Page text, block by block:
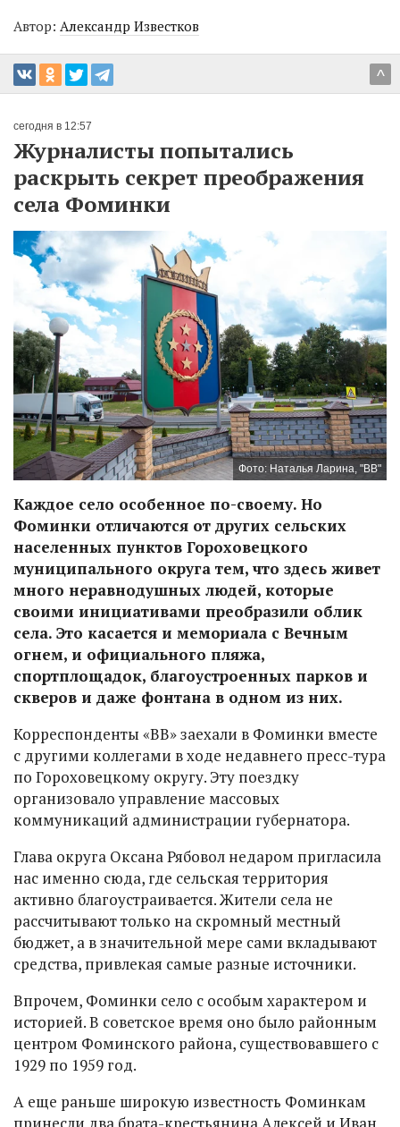
Автор: Александр Известков
^
сегодня в 12:57
Журналисты попытались
раскрыть секрет преображения
села Фоминки
Фото: Наталья Ларина, "ВВ"
Каждое село особенное по-своему. Но
Фоминки отличаются от других сельских
населенных пунктов Гороховецкого
муниципального округа тем, что здесь живет
много неравнодушных людей, которые
своими инициативами преобразили облик
села. Это касается и мемориала с Вечным
огнем, и официального пляжа,
спортплощадок, благоустроенных парков и
скверов и даже фонтана в одном из них.
Корреспонденты «ВВ» заехали в Фоминки вместе
с другими коллегами в ходе недавнего пресс-тура
по Гороховецкому округу. Эту поездку
организовало управление массовых
коммуникаций администрации губернатора.
Глава округа Оксана Рябовол недаром пригласила
нас именно сюда, где сельская территория
активно благоустраивается. Жители села не
рассчитывают только на скромный местный
бюджет, а в значительной мере сами вкладывают
средства, привлекая самые разные источники.
Впрочем, Фоминки село с особым характером и
историей. В советское время оно было районным
центром Фоминского района, существовавшего с
1929 по 1959 год.
А еще раньше широкую известность Фоминкам
принесли два брата-крестьянина Алексей и Иван